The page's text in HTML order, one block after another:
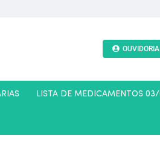
OUVIDORIA
LISTA DE MEDICAMENTOS